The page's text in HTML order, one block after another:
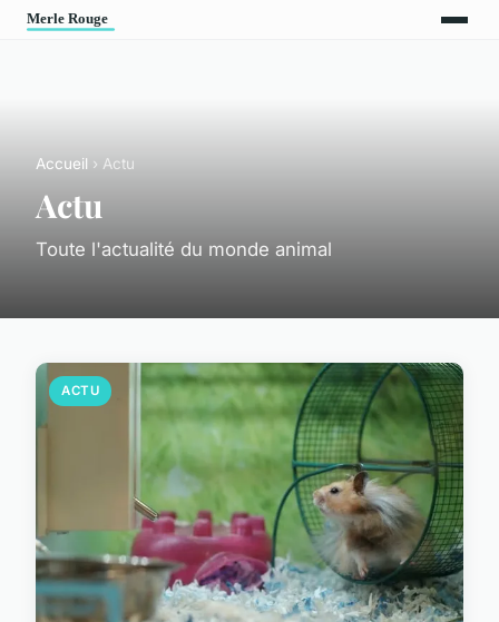
Accueil › Actu
Actu
Toute l'actualité du monde animal
ACTU